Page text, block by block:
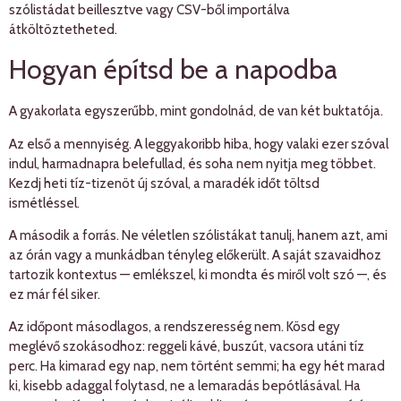
szólistádat beillesztve vagy CSV-ből importálva
átköltöztetheted.
Hogyan építsd be a napodba
A gyakorlata egyszerűbb, mint gondolnád, de van két buktatója.
Az első a mennyiség. A leggyakoribb hiba, hogy valaki ezer szóval
indul, harmadnapra belefullad, és soha nem nyitja meg többet.
Kezdj heti tíz-tizenöt új szóval, a maradék időt töltsd
ismétléssel.
A második a forrás. Ne véletlen szólistákat tanulj, hanem azt, ami
az órán vagy a munkádban tényleg előkerült. A saját szavaidhoz
tartozik kontextus — emlékszel, ki mondta és miről volt szó —, és
ez már fél siker.
Az időpont másodlagos, a rendszeresség nem. Kösd egy
meglévő szokásodhoz: reggeli kávé, buszút, vacsora utáni tíz
perc. Ha kimarad egy nap, nem történt semmi; ha egy hét marad
ki, kisebb adaggal folytasd, ne a lemaradás bepótlásával. Ha